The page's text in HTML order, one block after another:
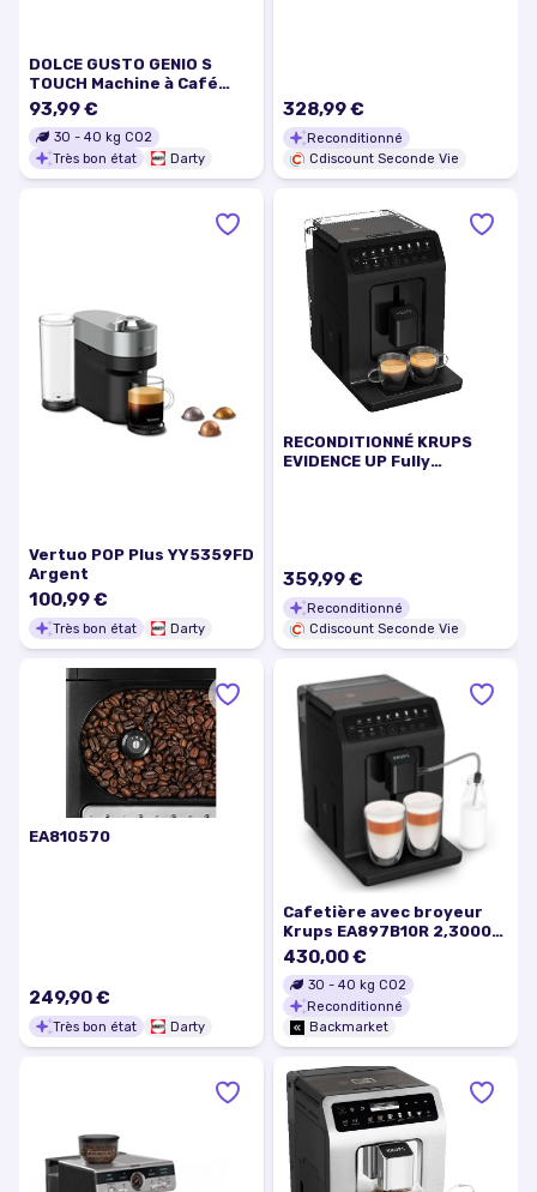
DOLCE GUSTO GENIO S
TOUCH Machine à Café
Multi-Boissons SILVER
YY4443FD
93,99 €
30 - 40 kg CO2
Très bon état
Darty
328,99 €
Reconditionné
Cdiscount Seconde Vie
Vertuo POP Plus YY5359FD
Argent
100,99 €
Très bon état Darty
RECONDITIONNÉ KRUPS
EVIDENCE UP Fully
359,99 €
Reconditionné
Cdiscount Seconde Vie
EA810570
249,90 €
Très bon état Darty
Cafetière avec broyeur
Krups EA897B10R 2,3000L
- Noir
430,00 €
30 - 40 kg CO2
Reconditionné
Backmarket